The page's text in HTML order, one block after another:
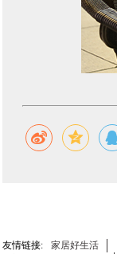
友情链接: 家居好生活